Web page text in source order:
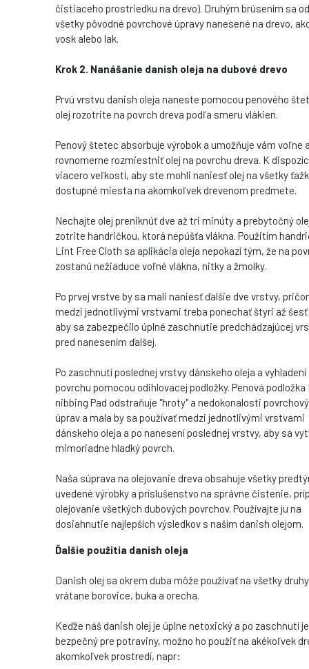
čistiaceho prostriedku na drevo). Druhým brúsením sa
všetky pôvodné povrchové úpravy nanesené na drevo,
vosk alebo lak.
Krok 2. Nanášanie danish oleja na dubové drevo
Prvú vrstvu danish oleja naneste pomocou penového
olej rozotrite na povrch dreva podľa smeru vlákien.
Penový štetec absorbuje výrobok a umožňuje vám voľne
rovnomerne rozmiestniť olej na povrchu dreva. K
viacero veľkostí, aby ste mohli naniesť olej na všetky
dostupné miesta na akomkoľvek drevenom predmete.
Nechajte olej preniknúť dve až tri minúty a prebytočný
zotrite handričkou, ktorá nepúšťa vlákna. Použitím
Lint Free Cloth sa aplikácia oleja nepokazí tým, že na
zostanú nežiaduce voľné vlákna, nitky a žmolky.
Po prvej vrstve by sa mali naniesť ďalšie dve vrstvy,
medzi jednotlivými vrstvami treba ponechať štyri až šesť
aby sa zabezpečilo úplné zaschnutie predchádzajúcej
pred nanesením ďalšej.
Po zaschnutí poslednej vrstvy dánskeho oleja a vyhladení
povrchu pomocou odihlovacej podložky. Penová podložka
nibbing Pad odstraňuje "hroty" a nedokonalosti
úprav a mala by sa používať medzi jednotlivými vrstvami
dánskeho oleja a po nanesení poslednej vrstvy, aby sa
mimoriadne hladký povrch.
Naša súprava na olejovanie dreva obsahuje všetky
uvedené výrobky a príslušenstvo na správne čistenie,
olejovanie všetkých dubových povrchov. Používajte ju na
dosiahnutie najlepších výsledkov s naším danish olejom.
Ďalšie použitia danish oleja
Danish olej sa okrem duba môže používať na všetky
vrátane borovice, buka a orecha.
Keďže náš danish olej je úplne netoxický a po zaschnutí je
bezpečný pre potraviny, možno ho použiť na akékoľvek
akomkoľvek prostredí, napr: